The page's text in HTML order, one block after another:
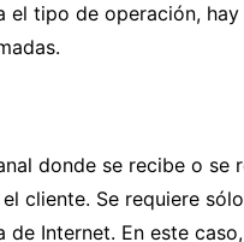
el tipo de operación,
donde se recibe o se
cliente. Se requiere
Internet. En este